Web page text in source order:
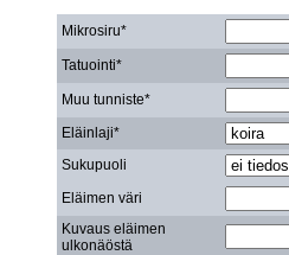
Mikrosiru*
Tatuointi*
Muu tunniste*
Eläinlaji*
Sukupuoli
Eläimen väri
Kuvaus eläimen
ulkonäöstä